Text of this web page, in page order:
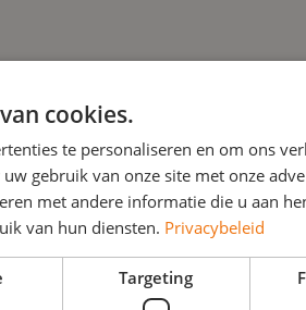
cookies.
te personaliseren en om ons
gebruik van onze site met onze
met andere informatie die u aan
van hun diensten. Privacybeleid
Targeting